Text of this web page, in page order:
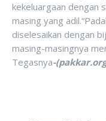
kekeluargaan dengan
masing yang
diselesaikan dengan
masing-masingnya
Tegasnya-